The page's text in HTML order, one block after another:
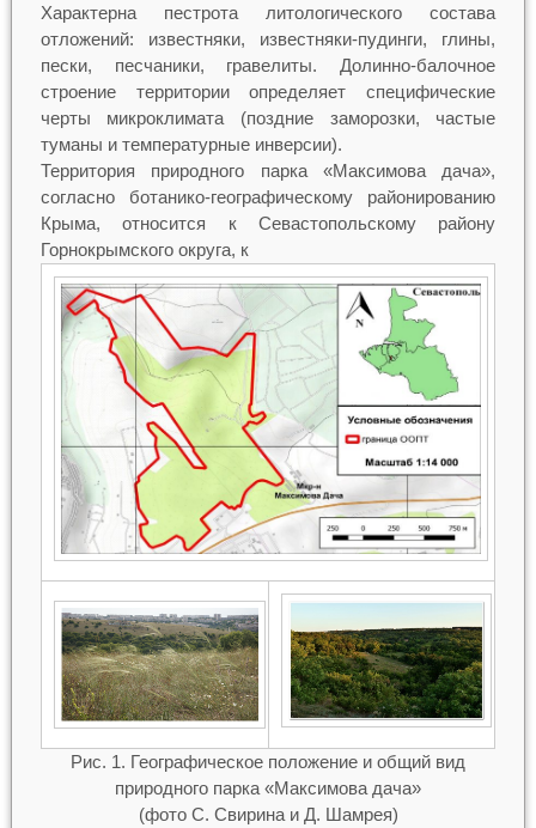
Характерна пестрота литологического состава
отложений: известняки, известняки-пудинги, глины,
пески, песчаники, гравелиты. Долинно-балочное
строение территории определяет специфические
черты микроклимата (поздние заморозки, частые
туманы и температурные инверсии).
Территория природного парка «Максимова дача»,
согласно ботанико-географическому районированию
Крыма, относится к Севастопольскому району
Горнокрымского округа, к
Рис. 1. Географическое положение и общий вид
природного парка «Максимова дача»
(фото С. Свирина и Д. Шамрея)